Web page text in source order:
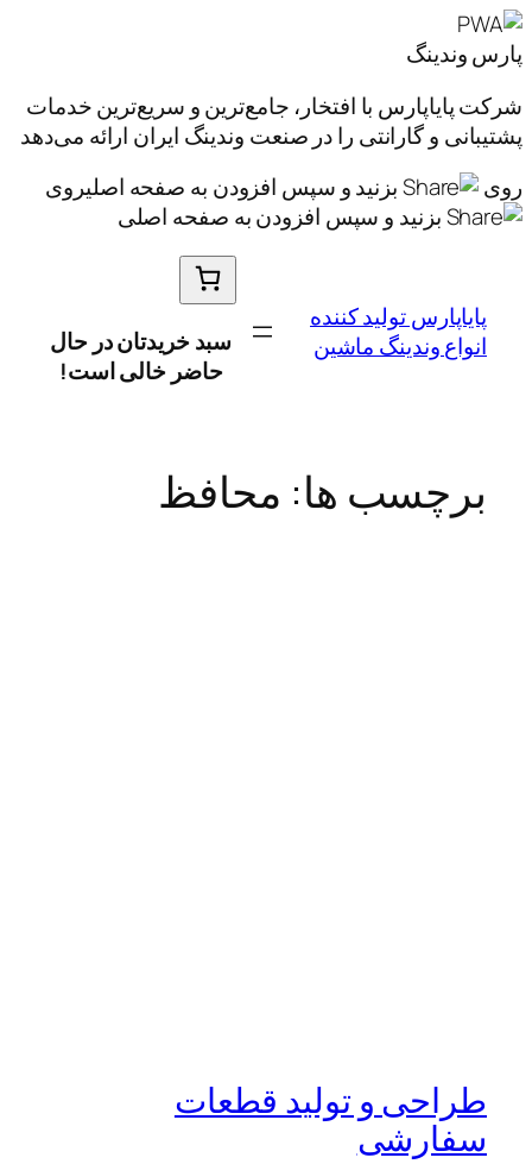
پارس وندینگ
شرکت پایاپارس با افتخار، جامع‌ترین و سریع‌ترین خدمات
پشتیبانی و گارانتی را در صنعت وندینگ ایران ارائه می‌دهد
روی
بزنید و سپس افزودن به صفحه اصلیروی
بزنید و سپس افزودن به صفحه اصلی
محتواپایاپارس تولید کننده
انواع وندینگ ماشین
سبد خریدتان در حال
حاضر خالی است!
برچسب ها: محافظ
طراحی و تولید قطعات
سفارشی